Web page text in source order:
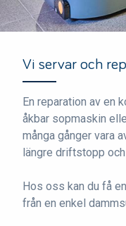
Vi servar och
En reparation av en
åkbar sopmaskin
många gånger vara
längre driftstopp
Hos oss kan du få
från en enkel